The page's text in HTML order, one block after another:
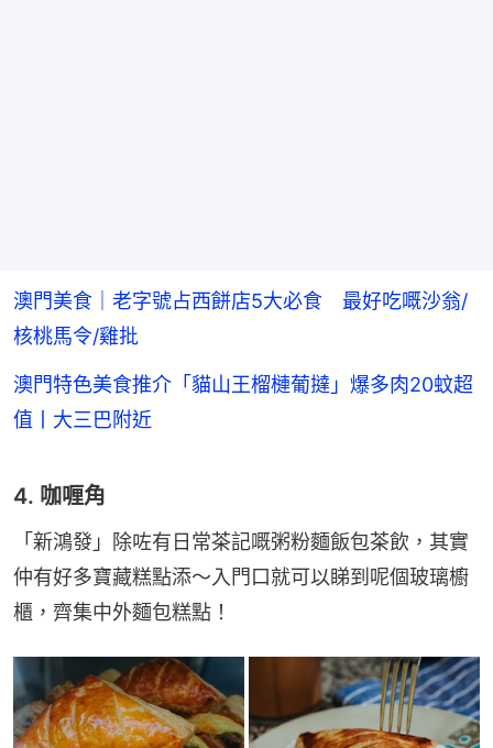
澳門美食｜老字號占西餅店5大必食 最好吃嘅沙翁/
核桃馬令/雞批
澳門特色美食推介「貓山王榴槤葡撻」爆多肉20蚊超
值丨大三巴附近
4. 咖喱角
「新鴻發」除咗有日常茶記嘅粥粉麵飯包茶飲，其實
仲有好多寶藏糕點添～入門口就可以睇到呢個玻璃櫥
櫃，齊集中外麵包糕點！